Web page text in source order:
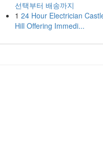
선택부터 배송까지
1 24 Hour Electrician
Hill Offering Immedi...